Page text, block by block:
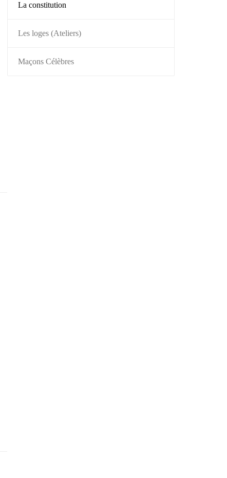
La constitution
Les loges (Ateliers)
Maçons Célèbres